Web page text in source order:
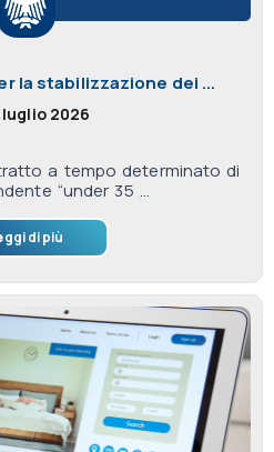
la stabilizzazione dei ...
luglio 2026
a tempo determinato di
“under 35 ...
di più